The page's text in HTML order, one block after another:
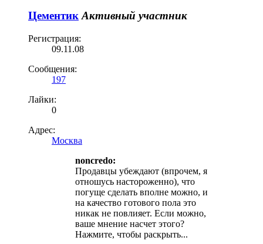
Цементик Активный участник
Регистрация:
09.11.08
Сообщения:
197
Лайки:
0
Адрес:
Москва
noncredo:
Продавцы убеждают (впрочем, я
отношусь настороженно), что
погуще сделать вполне можно, и
на качество готового пола это
никак не повлияет. Если можно,
ваше мнение насчет этого?
Нажмите, чтобы раскрыть...